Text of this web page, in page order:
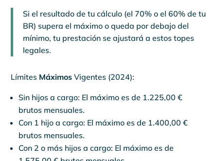
Si el resultado de tu cálculo (el 70% o el 60% de tu
BR) supera el máximo o queda por debajo del
mínimo, tu prestación se ajustará a estos topes
legales.
Límites Máximos Vigentes (2024):
Sin hijos a cargo: El máximo es de 1.225,00 €
brutos mensuales.
Con 1 hijo a cargo: El máximo es de 1.400,00 €
brutos mensuales.
Con 2 o más hijos a cargo: El máximo es de